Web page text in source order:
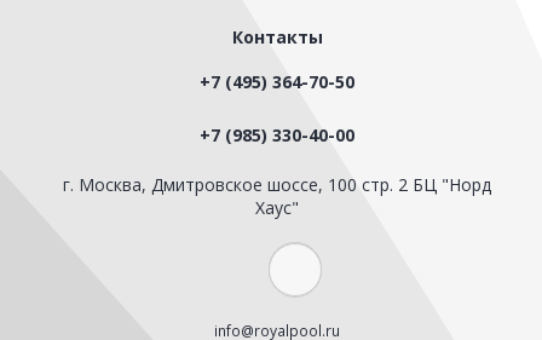
Контакты
+7 (495) 364-70-50
+7 (985) 330-40-00
г. Москва, Дмитровское шоссе, 100 стр. 2 БЦ "Норд
Хаус"
info@royalpool.ru